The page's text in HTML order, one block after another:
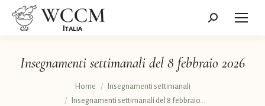
Cerca:
Insegnamenti settimanali del 8 febbraio 2026
Home
Insegnamenti settimanali
Insegnamenti settimanali del 8 febbraio…